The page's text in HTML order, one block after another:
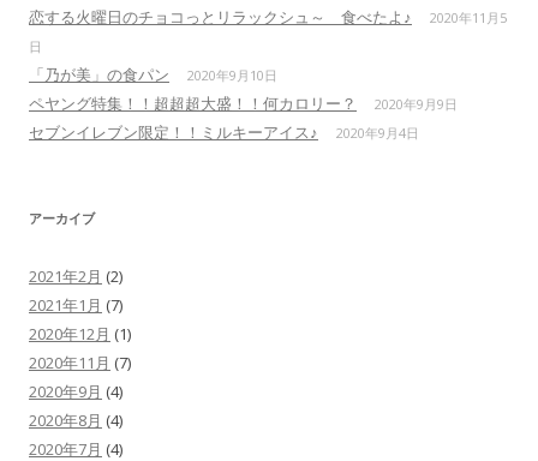
恋する火曜日のチョコっとリラックシュ～ 食べたよ♪
2020年11月5
日
「乃が美」の食パン 2020年9月10日
ペヤング特集！！超超超大盛！！何カロリー？ 2020年9月9日
セブンイレブン限定！！ミルキーアイス♪ 2020年9月4日
アーカイブ
2021年2月 (2)
2021年1月 (7)
2020年12月 (1)
2020年11月 (7)
2020年9月 (4)
2020年8月 (4)
2020年7月 (4)